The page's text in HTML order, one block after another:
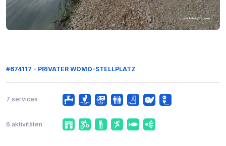
#674117 - PRIVATER WOMO-STELLPLATZ
7 services
6 aktivitäten